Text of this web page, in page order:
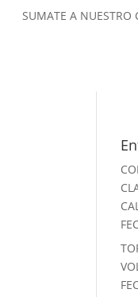
SUMATE A NUESTRO